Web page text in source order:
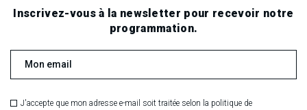
Inscrivez-vous à la newsletter pour recevoir notre
programmation.
J'accepte que mon adresse e-mail soit traitée selon la politique de